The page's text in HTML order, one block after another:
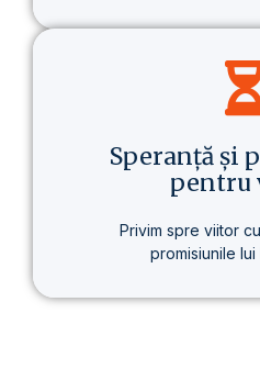
Baza tuturor
Biblia – prezentată
înțelesul
Speranță și
pentru
Privim spre viitor
promisiunile lui